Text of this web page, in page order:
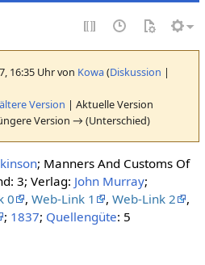
16:35 Uhr von Kowa(Diskussion |
Version | Aktuelle Version
Version → (Unterschied)
; Manners And Customs Of
3; Verlag: John Murray;
0 , Web-Link 1 , Web-Link 2
,
; 1837; Quellengüte: 5